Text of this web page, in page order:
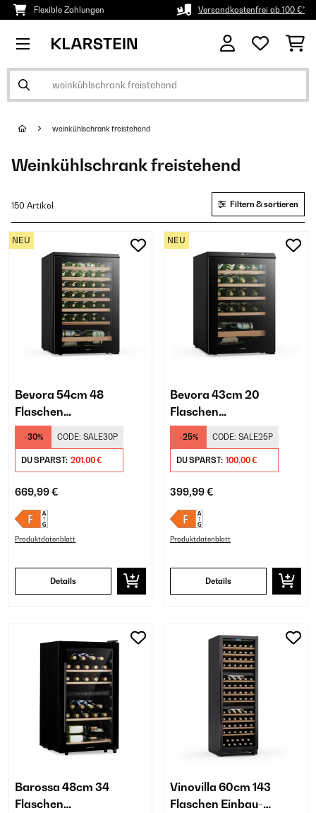
Flexible Zahlungen Versandkostenfrei ab 100 €*
weinkühlschrank freistehend
Weinkühlschrank freistehend
150 Artikel Filtern & sortieren
Bevora 54cm 48
Flaschen
Weinkühlschrank
Freistehend Schwarz
-30% CODE: SALE30P
DU SPARST: 201,00 €
669,99 €
Produktdatenblatt
Details
NEU
Bevora 43cm 20
Flaschen
Weinkühlschrank
Freistehend Schwarz
-25% CODE: SALE25P
DU SPARST: 100,00 €
399,99 €
Produktdatenblatt
Details
NEU
Barossa 48cm 34
Flaschen
Vinovilla 60cm 143
Flaschen Einbau-